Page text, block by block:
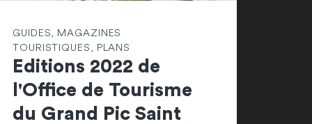
GUIDES, MAGAZINES
TOURISTIQUES, PLANS
Editions 2022 de
l'Office de Tourisme
du Grand Pic Saint